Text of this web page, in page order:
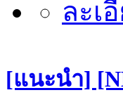
[แนะนำ]